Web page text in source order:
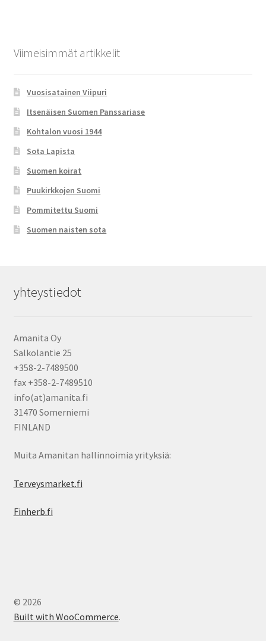
Viimeisimmät artikkelit
Vuosisatainen Viipuri
Itsenäisen Suomen Panssariase
Kohtalon vuosi 1944
Sota Lapista
Suomen koirat
Puukirkkojen Suomi
Pommitettu Suomi
Suomen naisten sota
yhteystiedot
Amanita Oy
Salkolantie 25
+358-2-7489500
fax +358-2-7489510
info(at)amanita.fi
31470 Somerniemi
FINLAND
Muita Amanitan hallinnoimia yrityksiä:
Terveysmarket.fi
Finherb.fi
© 2026
Built with WooCommerce.